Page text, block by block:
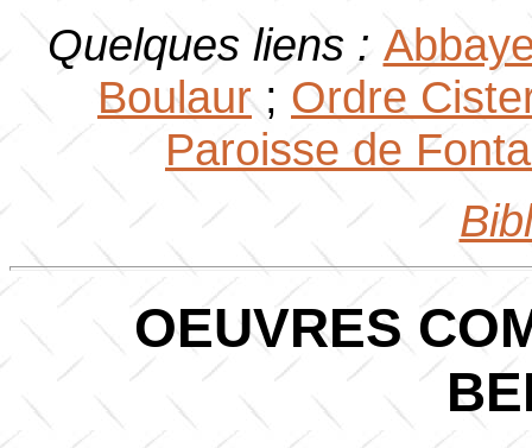
Quelques liens :
Boulaur; Ordre
Paroisse de
OEUVRES